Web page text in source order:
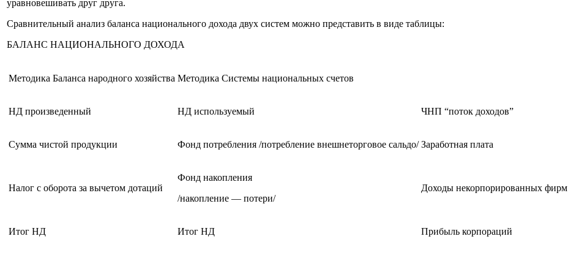
уравновешивать друг друга.
Сравнительный анализ баланса национального дохода двух систем можно представить в виде таблицы:
БАЛАНС НАЦИОНАЛЬНОГО ДОХОДА
Методика Баланса народного хозяйства Методика Системы национальных счетов
НД произведенный НД используемый ЧНП “поток доходов”
Сумма чистой продукции Фонд потребления /потребление внешнеторговое сальдо/ Заработная плата
Налог с оборота за вычетом дотаций
Фонд накопления
/накопление — потери/
Доходы некорпорированных фирм
Итог НД Итог НД Прибыль корпораций